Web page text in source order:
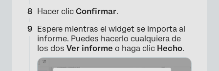
×
Hacer clic Confirmar.
Espere mientras el widget se importa al
informe. Puedes hacerlo cualquiera de
los dos Ver informe o haga clic Hecho.